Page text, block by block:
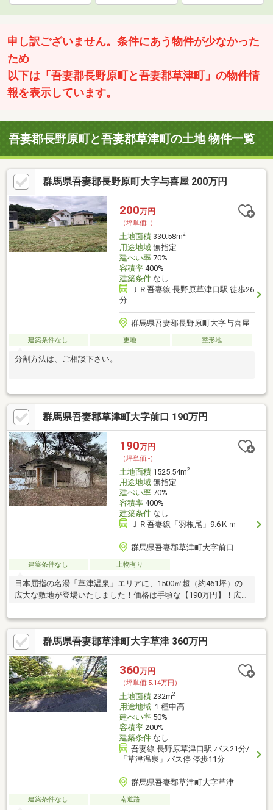
申し訳ございません。条件にあう物件が少なかった
ため
以下は「吾妻郡長野原町と吾妻郡草津町」の物件情
報を表示しています。
吾妻郡長野原町と吾妻郡草津町の土地 物件一覧
群馬県吾妻郡長野原町大字与喜屋 200万円
200万円
（坪単価:-）
土地面積330.58m2
用途地域無指定
建ぺい率70%
容積率400%
建築条件なし
ＪＲ吾妻線 長野原草津口駅 徒歩26
分
群馬県吾妻郡長野原町大字与喜屋
建築条件なし 更地 整形地
分割方法は、ご相談下さい。
群馬県吾妻郡草津町大字前口 190万円
190万円
（坪単価:-）
土地面積1525.54m2
用途地域無指定
建ぺい率70%
容積率400%
建築条件なし
ＪＲ吾妻線「羽根尾」9.6Ｋｍ
群馬県吾妻郡草津町大字前口
建築条件なし 上物有り
日本屈指の名湯「草津温泉」エリアに、1500㎡超（約461坪）の
広大な敷地が登場いたしました！価格は手頃な【190万円】！広
温泉街までお車で約13分圏内とアクセスも良く、豊かな自然に囲
まれた静かな環境で新しいライフスタイルを始めてみませんか？
お気軽にお問い合わせください！
群馬県吾妻郡草津町大字草津 360万円
360万円
（坪単価:5.14万円）
土地面積232m2
用途地域１種中高
建ぺい率50%
容積率200%
建築条件なし
吾妻線 長野原草津口駅 バス21分/
「草津温泉」バス停 停歩11分
群馬県吾妻郡草津町大字草津
建築条件なし 南道路